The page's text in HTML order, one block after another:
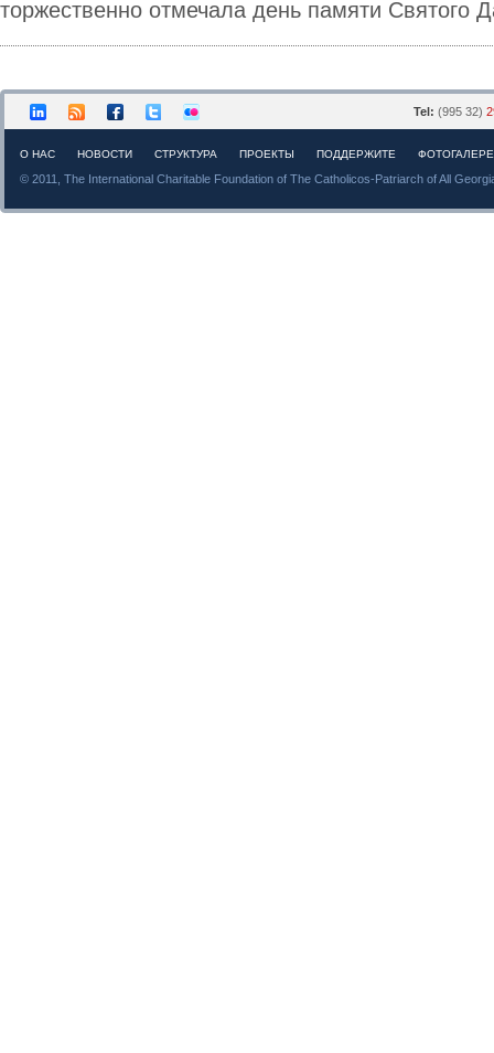
торжественно отмечала день памяти Святого
Tel: (995 32)
О НАС НОВОСТИ СТРУКТУРА ПРОЕКТЫ ПОДДЕРЖИТЕ
© 2011, The International Charitable Foundation of The Catholicos-Patriarch of All